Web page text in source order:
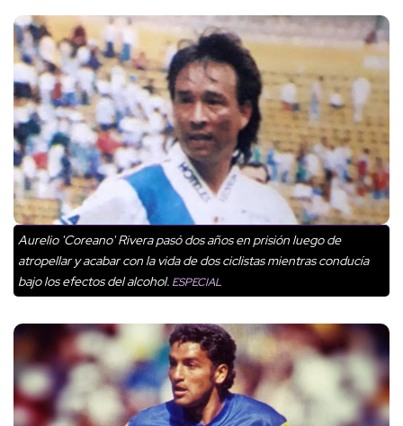
Aurelio 'Coreano' Rivera pasó dos años en prisión luego de
atropellar y acabar con la vida de dos ciclistas mientras conducía
bajo los efectos del alcohol. ESPECIAL